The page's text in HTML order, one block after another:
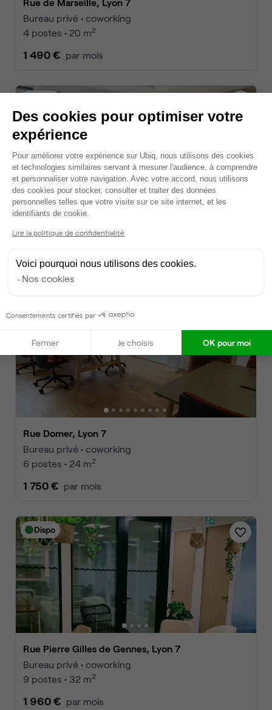
Bureau privé • coworking
4 postes • 20 m2
1 490 € par mois
Rue Crepet, Rhône 7
Bureau privé • coworking
1 625 € par mois
Dispo
Rue Domer, Lyon 7
Bureau privé • coworking
6 postes • 24 m2
1 750 € par mois
Dispo
Rue Pierre Gilles de Gennes, Lyon 7
Bureau privé • coworking
9 postes • 32 m2
1 960 € par mois
Des cookies pour optimiser votre
expérience
Plateforme de Gestion du
Pour améliorer votre expérience sur Ubiq, nous utilisons des cookies
et technologies similaires servant à mesurer l'audience, à comprendre
et personnaliser votre navigation. Avec votre accord, nous utilisons
des cookies pour stocker, consulter et traiter des données
personnelles telles que votre visite sur ce site internet, et les
identifiants de cookie.
Lire la politique de confidentialité
Voici pourquoi nous utilisons des cookies.
Nos cookies
Consentements certifiés par
Fermer Je choisis OK pour moi